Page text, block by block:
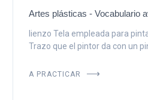
Artes plásticas - Vocabulario
lienzo Tela empleada para
Trazo que el pintor da con un
A PRACTICAR